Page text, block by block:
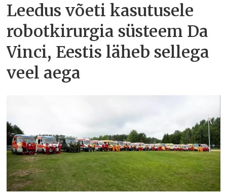
Leedus võeti kasutusele
robotkirurgia süsteem Da
Vinci, Eestis läheb sellega
veel aega